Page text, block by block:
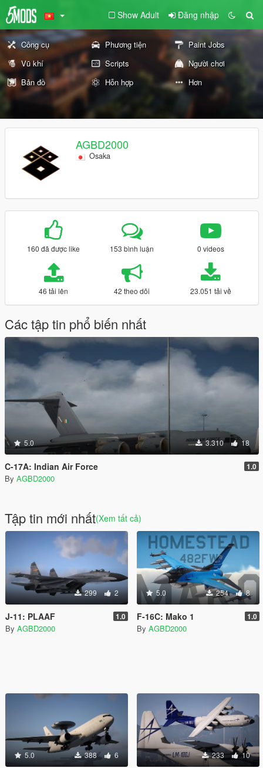
Show Adult Đăng nhập
Công cụ Phương tiện
Paint Jobs
Vũ khí
Scripts
Người chơi
Bản đồ
Hỗn hợp Hơn
AGBD2000
Osaka
160 đã được like 153 bình luận 0 videos
46 tải lên 42 theo dõi 23.051 tải về
Các tập tin phổ biến nhất
5.0 3.310 18
C-17A: Indian Air Force 1.0
By AGBD2000
Tập tin mới nhất(Xem tất cả)
299 2
J-11: PLAAF 1.0
By AGBD2000
5.0 254 8
F-16C: Mako 1 1.0
By AGBD2000
5.0 388 6 233 10